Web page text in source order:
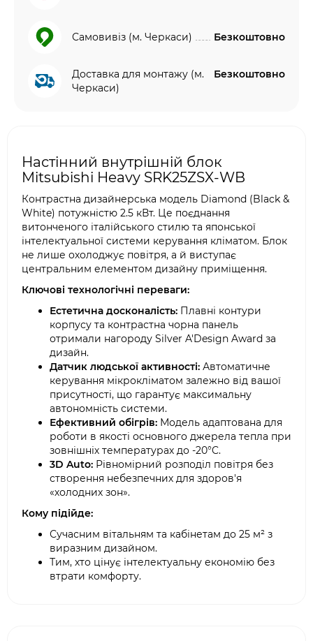
Самовивіз (м. Черкаси) Безкоштовно
Доставка для монтажу (м.
Черкаси)
Безкоштовно
Настінний внутрішній блок
Mitsubishi Heavy SRK25ZSX-WB
Контрастна дизайнерська модель Diamond (Black &
White) потужністю 2.5 кВт. Це поєднання
витонченого італійського стилю та японської
інтелектуальної системи керування кліматом. Блок
не лише охолоджує повітря, а й виступає
центральним елементом дизайну приміщення.
Ключові технологічні переваги:
Естетична досконалість: Плавні контури
корпусу та контрастна чорна панель
отримали нагороду Silver A'Design Award за
дизайн.
Датчик людської активності: Автоматичне
керування мікрокліматом залежно від вашої
присутності, що гарантує максимальну
автономність системи.
Ефективний обігрів: Модель адаптована для
роботи в якості основного джерела тепла при
зовнішніх температурах до -20°C.
3D Auto: Рівномірний розподіл повітря без
створення небезпечних для здоров'я
«холодних зон».
Кому підійде:
Сучасним вітальням та кабінетам до 25 м² з
виразним дизайном.
Тим, хто цінує інтелектуальну економію без
втрати комфорту.